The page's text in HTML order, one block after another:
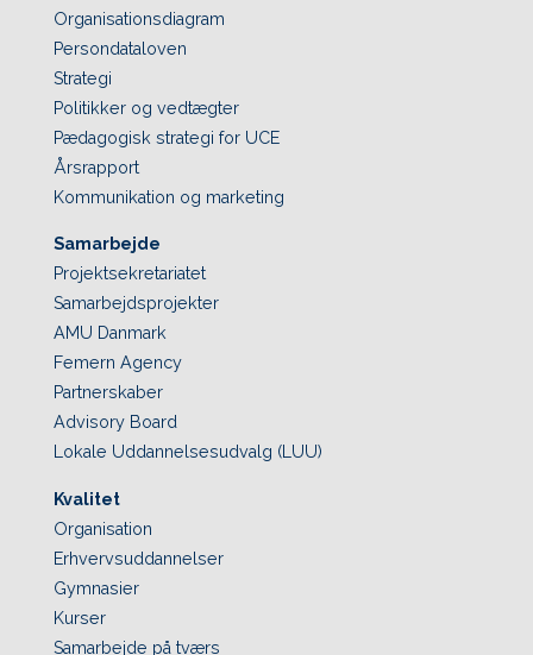
Organisationsdiagram
Persondataloven
Strategi
Politikker og vedtægter
Pædagogisk strategi for UCE
Årsrapport
Kommunikation og marketing
Samarbejde
Projektsekretariatet
Samarbejdsprojekter
AMU Danmark
Femern Agency
Partnerskaber
Advisory Board
Lokale Uddannelsesudvalg (LUU)
Kvalitet
Organisation
Erhvervsuddannelser
Gymnasier
Kurser
Samarbejde på tværs